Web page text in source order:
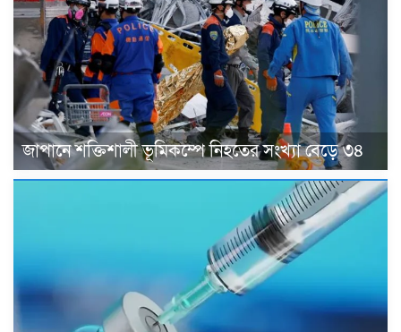
জাপানে শক্তিশালী ভূমিকম্পে নিহতের সংখ্যা বেড়ে ৩৪